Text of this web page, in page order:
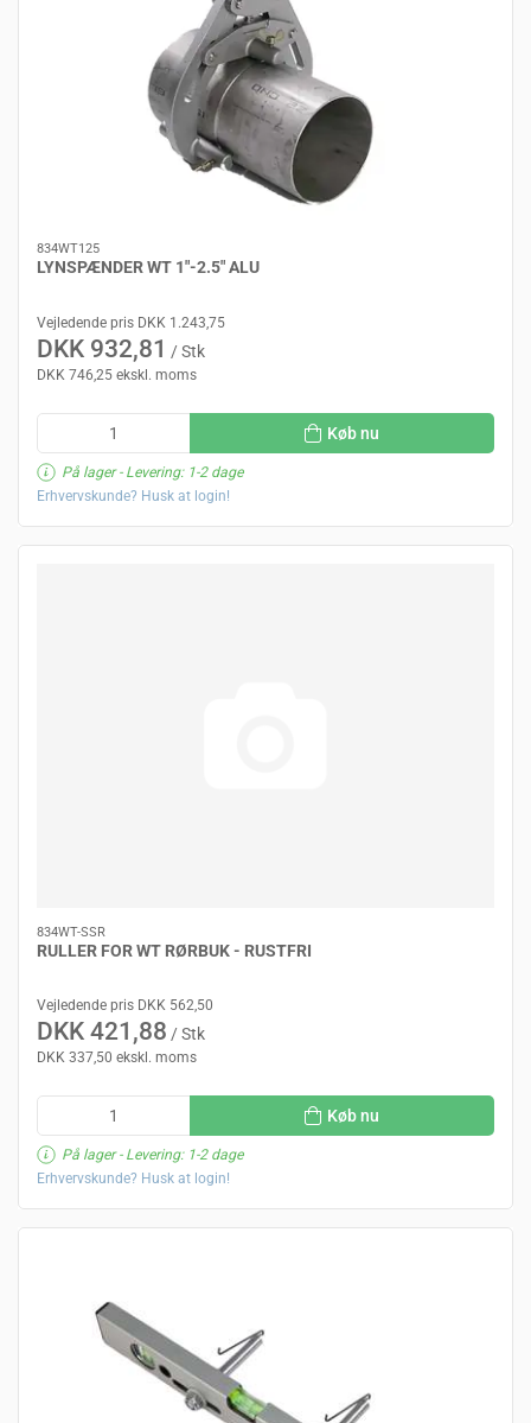
834WT125
LYNSPÆNDER WT 1"-2.5" ALU
Vejledende pris DKK 1.243,75
DKK 932,81 / Stk
DKK 746,25 ekskl. moms
Køb nu
På lager- Levering: 1-2 dage
Erhvervskunde? Husk at login!
834WT-SSR
RULLER FOR WT RØRBUK - RUSTFRI
Vejledende pris DKK 562,50
DKK 421,88 / Stk
DKK 337,50 ekskl. moms
Køb nu
På lager- Levering: 1-2 dage
Erhvervskunde? Husk at login!